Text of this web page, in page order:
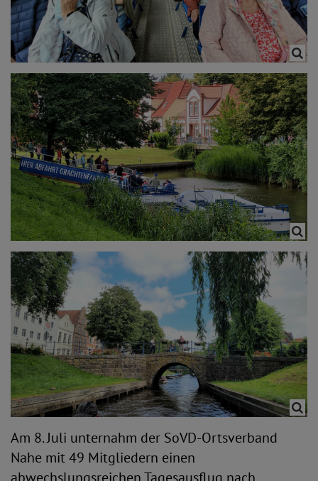
Am 8. Juli unternahm der SoVD-Ortsverband
Nahe mit 49 Mitgliedern einen